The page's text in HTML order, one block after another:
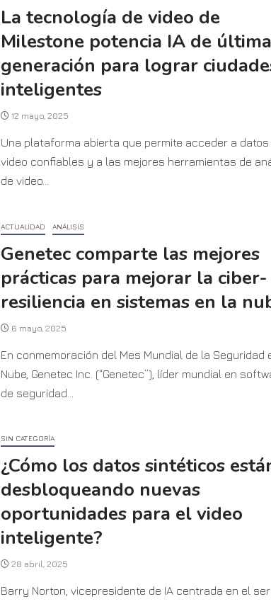
La tecnología de video de
Milestone potencia IA de última
generación para lograr
inteligentes
12 mayo, 2025
Una plataforma abierta que permite acceder a datos
video confiables y a las mejores herramientas de
de video...
ACTUALIDAD ANÁLISIS
Genetec comparte las mejores
prácticas para mejorar la ciber-
resiliencia en sistemas en la
6 mayo, 2025
En conmemoración del Mes Mundial de la Seguridad
Nube, Genetec Inc. (“Genetec”), líder mundial en
de seguridad...
SIN CATEGORÍA
¿Cómo los datos sintéticos
desbloqueando nuevas
oportunidades para el video
inteligente?
28 abril, 2025
Barry Norton, vicepresidente de IA centrada en el ser